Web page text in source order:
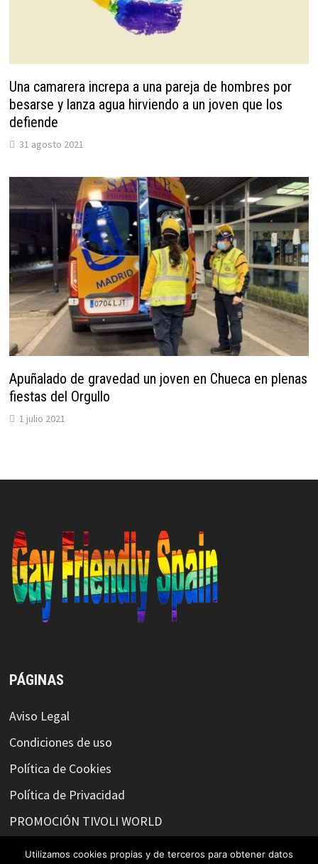
Una camarera increpa a una pareja de hombres por
besarse y lanza agua hirviendo a un joven que los
defiende
31 agosto 2021
Apuñalado de gravedad un joven en Chueca en plenas
fiestas del Orgullo
1 julio 2021
PÁGINAS
Aviso Legal
Condiciones de uso
Política de Cookies
Política de Privacidad
PROMOCIÓN TIVOLI WORLD
Utilizamos cookies propias y de terceros para obtener datos